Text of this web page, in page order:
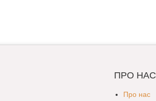
ПРО НАС
Про нас